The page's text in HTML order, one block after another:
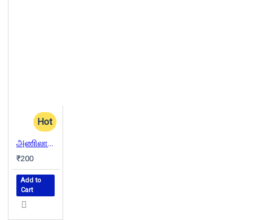
Hot
அணிலாடும் முன்றில்
₹200
Add to
Cart